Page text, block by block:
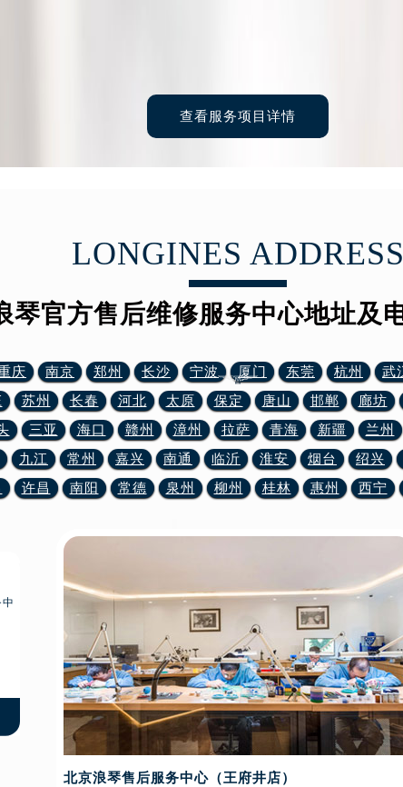
查看服务项目详情
LONGINES ADDRESS
琴官方售后维修服务中心地址及
庆 南京 郑州 长沙 宁波 厦门 东莞 杭州 武
苏州 长春 河北 太原 保定 唐山 邯郸 廊坊
三亚 海口 赣州 漳州 拉萨 青海 新疆 兰州
九江 常州 嘉兴 南通 临沂 淮安 烟台 绍兴
许昌 南阳 常德 泉州 柳州 桂林 惠州 西宁
北京浪琴售后服务中心（王府井店）